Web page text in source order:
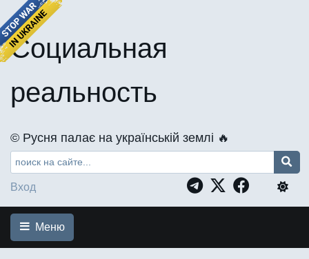
Социальная
реальность
©️ Русня палає на українській землі 🔥
Вход
Меню